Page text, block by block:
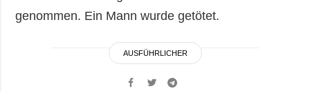
genommen. Ein Mann wurde getötet.
AUSFÜHRLICHER